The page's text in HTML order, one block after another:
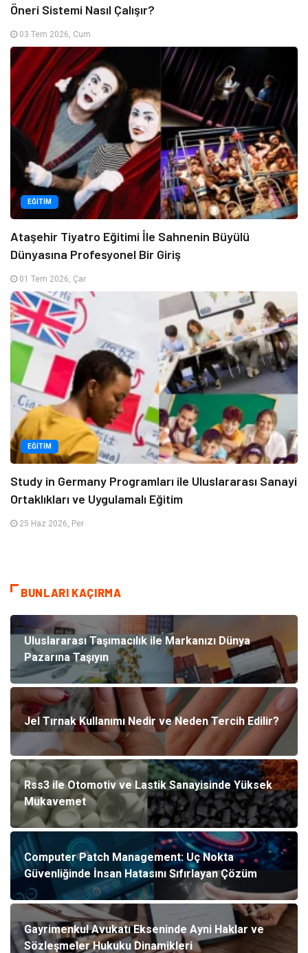
Öneri Sistemi Nasıl Çalışır?
03 Tem 2026, Cum
EĞITIM
Ataşehir Tiyatro Eğitimi İle Sahnenin Büyülü
Dünyasına Profesyonel Bir Giriş
01 Tem 2026, Çar
EĞITIM
Study in Germany Programları ile Uluslararası Sanayi
Ortaklıkları ve Uygulamalı Eğitim
25 Haz 2026, Per
BUNLARI KAÇIRMA
Uluslararası Taşımacılık ile Markanızı Dünya
Pazarına Taşıyın
Jel Tırnak Kullanımı Nedir ve Neden Tercih Edilir?
Rss3 ile Otomotiv ve Lastik Sanayisinde Yüksek
Mukavemet
Computer Patch Management: Uç Nokta
Güvenliğinde İnsan Hatasını Sıfırlayan Çözüm
Gayrimenkul Avukatı Ekseninde Ayni Haklar ve
Sözleşmeler Hukuku Dinamikleri